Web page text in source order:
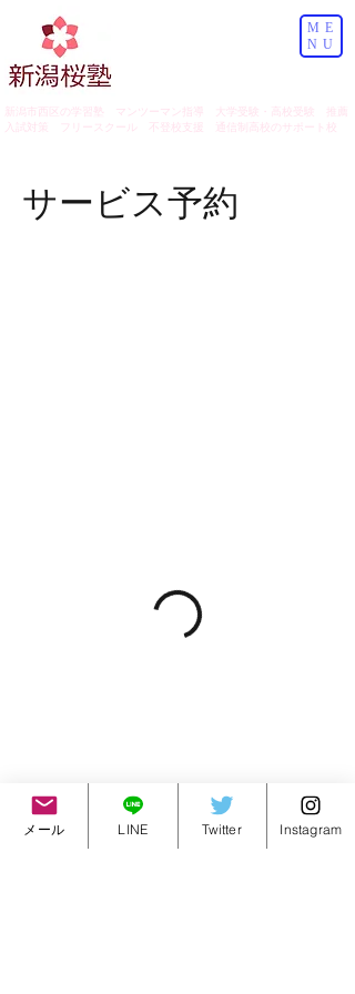
​新潟市西区の学習塾 マンツーマン指導 大学受験・高校受験 推薦
入試対策 フリースクール 不登校支援 通信制高校のサポート校
ME
NU
サービス予約
メール LINE Twitter Instagram